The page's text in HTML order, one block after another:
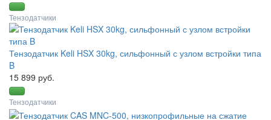
Тензодатчики
Тензодатчик Keli HSX 30kg, сильфонный с узлом встройки типа
B
15 899 руб.
Тензодатчики